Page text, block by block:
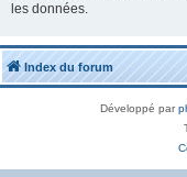
les données.
Index du forum
Développé par